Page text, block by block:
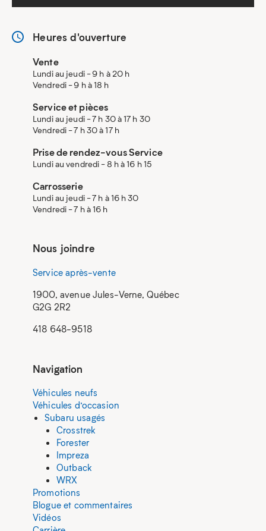
Heures d'ouverture
Vente
Lundi au jeudi - 9 h à 20 h
Vendredi - 9 h à 18 h
Service et pièces
Lundi au jeudi - 7 h 30 à 17 h 30
Vendredi - 7 h 30 à 17 h
Prise de rendez-vous Service
Lundi au vendredi - 8 h à 16 h 15
Carrosserie
Lundi au jeudi - 7 h à 16 h 30
Vendredi - 7 h à 16 h
Nous joindre
Service après-vente
1900, avenue Jules-Verne, Québec
G2G 2R2
418 648-9518
Navigation
Véhicules neufs
Véhicules d’occasion
Subaru usagés
Crosstrek
Forester
Impreza
Outback
WRX
Promotions
Blogue et commentaires
Vidéos